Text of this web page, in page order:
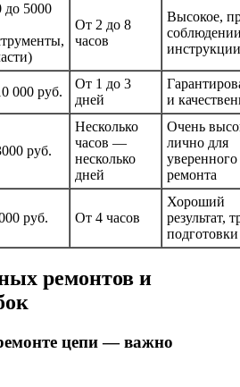
до 5000
От 2 до 8
часов
Высокое,
инструкции
000 руб.
От 1 до 3
дней
и
руб.
Несколько
часов —
несколько
дней
Очень
лично для
уверенного
ремонта
руб. От 4 часов
Хороший
результат,
подготовки
ремонтов и
цепи — важно